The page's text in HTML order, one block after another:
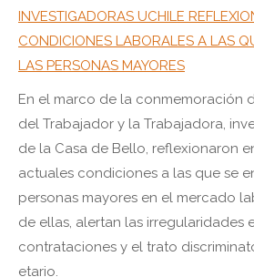
INVESTIGADORAS UCHILE
CONDICIONES LABORALES A LAS
LAS PERSONAS MAYORES
En el marco de la conmemoración
del Trabajador y la Trabajadora,
de la Casa de Bello, reflexionaron
actuales condiciones a las que se
personas mayores en el mercado
de ellas, alertan las irregularidades
contrataciones y el trato
etario.